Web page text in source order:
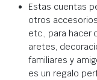
Estas cuentas
otros
etc., para hacer
aretes,
familiares y
es un regalo